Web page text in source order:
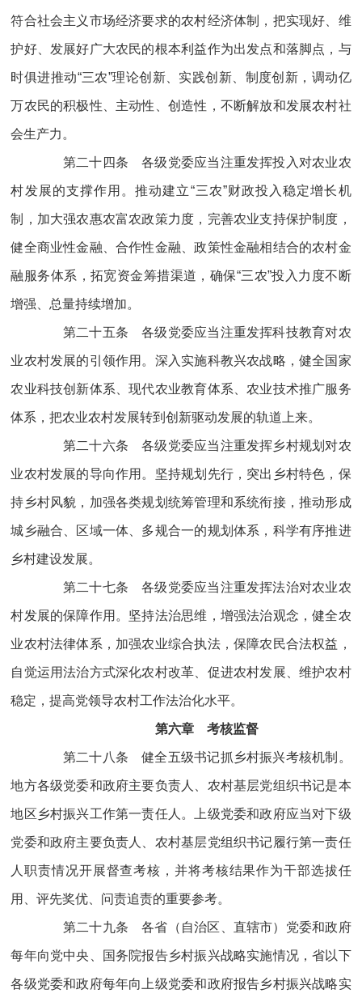
符合社会主义市场经济要求的农村经济体制，把实现好、维
护好、发展好广大农民的根本利益作为出发点和落脚点，与
时俱进推动“三农”理论创新、实践创新、制度创新，调动亿
万农民的积极性、主动性、创造性，不断解放和发展农村社
会生产力。
第二十四条 各级党委应当注重发挥投入对农业农
村发展的支撑作用。推动建立“三农”财政投入稳定增长机
制，加大强农惠农富农政策力度，完善农业支持保护制度，
健全商业性金融、合作性金融、政策性金融相结合的农村金
融服务体系，拓宽资金筹措渠道，确保“三农”投入力度不断
增强、总量持续增加。
第二十五条 各级党委应当注重发挥科技教育对农
业农村发展的引领作用。深入实施科教兴农战略，健全国家
农业科技创新体系、现代农业教育体系、农业技术推广服务
体系，把农业农村发展转到创新驱动发展的轨道上来。
第二十六条 各级党委应当注重发挥乡村规划对农
业农村发展的导向作用。坚持规划先行，突出乡村特色，保
持乡村风貌，加强各类规划统筹管理和系统衔接，推动形成
城乡融合、区域一体、多规合一的规划体系，科学有序推进
乡村建设发展。
第二十七条 各级党委应当注重发挥法治对农业农
村发展的保障作用。坚持法治思维，增强法治观念，健全农
业农村法律体系，加强农业综合执法，保障农民合法权益，
自觉运用法治方式深化农村改革、促进农村发展、维护农村
稳定，提高党领导农村工作法治化水平。
第六章 考核监督
第二十八条 健全五级书记抓乡村振兴考核机制。
地方各级党委和政府主要负责人、农村基层党组织书记是本
地区乡村振兴工作第一责任人。上级党委和政府应当对下级
党委和政府主要负责人、农村基层党组织书记履行第一责任
人职责情况开展督查考核，并将考核结果作为干部选拔任
用、评先奖优、问责追责的重要参考。
第二十九条 各省（自治区、直辖市）党委和政府
每年向党中央、国务院报告乡村振兴战略实施情况，省以下
各级党委和政府每年向上级党委和政府报告乡村振兴战略实